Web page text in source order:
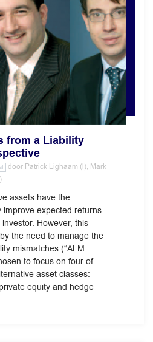
from a Liability
door Patrick Lighaam (l), Mark
assets have the
improve expected returns
However, this
the need to manage the
mismatches (“ALM
to focus on four of
asset classes:
equity and hedge